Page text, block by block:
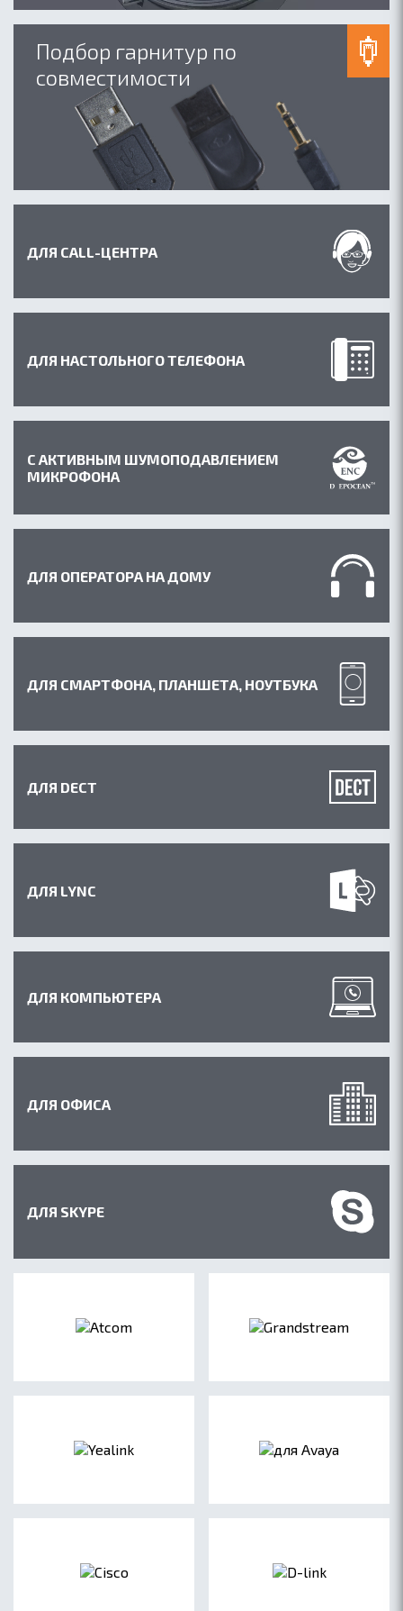
ОБ ACCUTONE
КОНТАКТЫ
ГДЕ КУПИТЬ
ПАРТНЕРАМ
БЛОГ
Подбор гарнитур по
совместимости
ДЛЯ CALL-ЦЕНТРА
ДЛЯ НАСТОЛЬНОГО ТЕЛЕФОНА
С АКТИВНЫМ ШУМОПОДАВЛЕНИЕМ
МИКРОФОНА
ДЛЯ ОПЕРАТОРА НА ДОМУ
ДЛЯ СМАРТФОНА, ПЛАНШЕТА, НОУТБУКА
ДЛЯ DECT
ДЛЯ LYNC
ДЛЯ КОМПЬЮТЕРА
ДЛЯ ОФИСА
ДЛЯ SKYPE